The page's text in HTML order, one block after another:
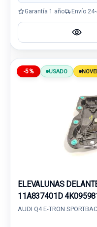
Garantía 1 año Envío
-5% USADO
ELEVALUNAS
11A837401D
AUDI Q4 E-TRON